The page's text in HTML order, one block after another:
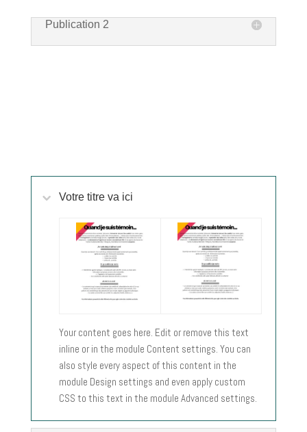
Publication 2
Votre titre va ici
Your content goes here. Edit or remove this text
inline or in the module Content settings. You can
also style every aspect of this content in the
module Design settings and even apply custom
CSS to this text in the module Advanced settings.